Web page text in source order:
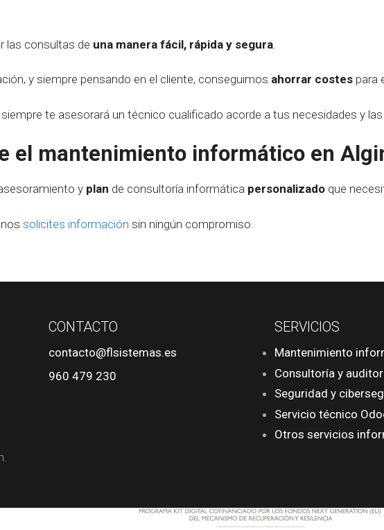
las consultas de una manera fácil, rápida y segura
y siempre pensando en el cliente, conseguimos ahorrar costes para
te asesorará un técnico cualificado acorde a tus necesidades y
el mantenimiento informático en
y plan de consultoría informática personalizado que
solicites información sin ningún compromiso.
CONTACTO
contacto@flsistemas.es
960 479 230
SERVICIOS
Mantenimiento
Consultoría y
Seguridad y
Servicio técnico
Otros servicios